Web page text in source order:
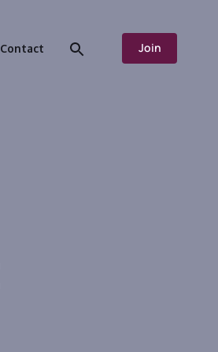
Contact Join